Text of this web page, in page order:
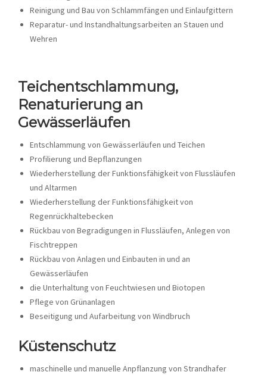
Reinigung und Bau von Schlammfängen und Einlaufgittern
Reparatur- und Instandhaltungsarbeiten an Stauen und
Wehren
Teichentschlammung,
Renaturierung an
Gewässerläufen
Entschlammung von Gewässerläufen und Teichen
Profilierung und Bepflanzungen
Wiederherstellung der Funktionsfähigkeit von Flussläufen
und Altarmen
Wiederherstellung der Funktionsfähigkeit von
Regenrückhaltebecken
Rückbau von Begradigungen in Flussläufen, Anlegen von
Fischtreppen
Rückbau von Anlagen und Einbauten in und an
Gewässerläufen
die Unterhaltung von Feuchtwiesen und Biotopen
Pflege von Grünanlagen
Beseitigung und Aufarbeitung von Windbruch
Küstenschutz
maschinelle und manuelle Anpflanzung von Strandhafer